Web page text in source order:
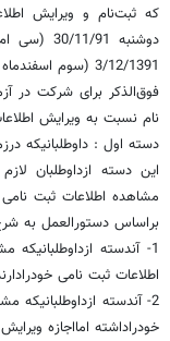
که‌ ثبت‌نام و ویرایش
نام نسبت به ویرایش
دسته اول : داوطلبانیکه
این دسته ازداوطلبان
مشاهده اطلاعات ثبت
براساس دستورالعمل به
1- آندسته
اطلاعات ثبت نامی
2- آندسته
خودراداشته امااجازه